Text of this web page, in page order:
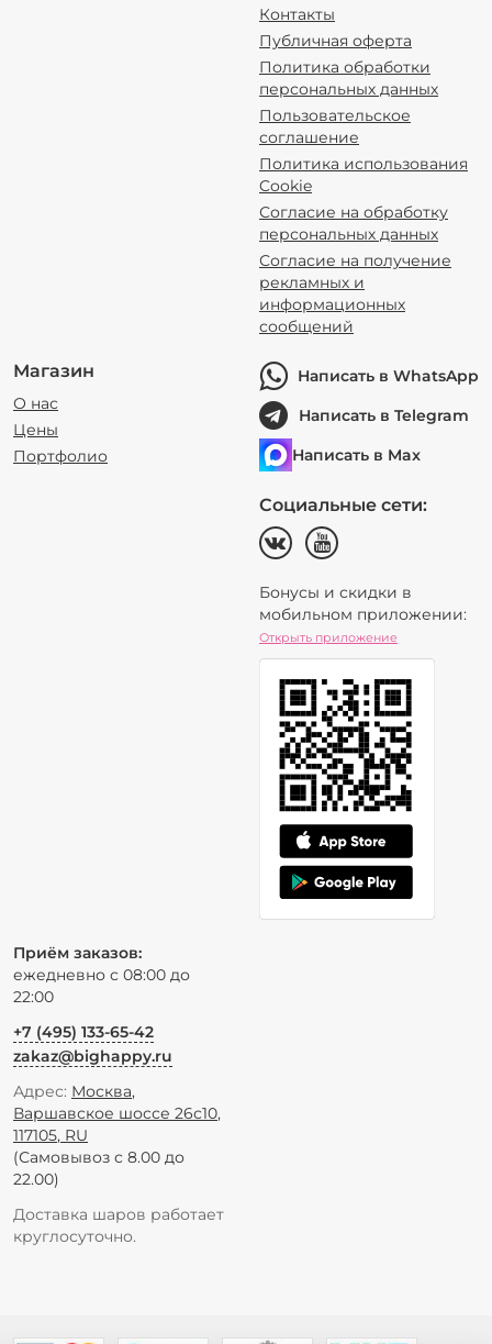
Контакты
Публичная оферта
Политика обработки
персональных данных
Пользовательское
соглашение
Политика использования
Cookie
Согласие на обработку
персональных данных
Согласие на получение
рекламных и
информационных
сообщений
Магазин
О нас
Цены
Портфолио
Написать в WhatsApp
Написать в Telegram
Написать в Max
Социальные сети:
Бонусы и скидки в
мобильном приложении:
Открыть приложение
Приём заказов:
ежедневно с 08:00 до
22:00
+7 (495) 133-65-42
zakaz@bighappy.ru
Адрес: Москва,
Варшавское шоссе 26с10,
117105, RU
(Самовывоз с 8.00 до
22.00)
Доставка шаров работает
круглосуточно.